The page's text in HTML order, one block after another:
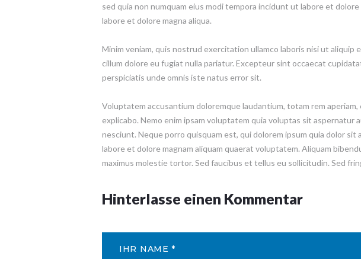
sed quia non numquam eius modi tempora incidunt ut labore et
labore et dolore magna aliqua.
Minim veniam, quis nostrud exercitation ullamco laboris nisi ut
cillum dolore eu fugiat nulla pariatur. Excepteur sint occaecat
perspiciatis unde omnis iste natus error sit.
Voluptatem accusantium doloremque laudantium, totam rem
explicabo. Nemo enim ipsam voluptatem quia voluptas sit
nesciunt. Neque porro quisquam est, qui dolorem ipsum quia dolor
labore et dolore magnam aliquam quaerat voluptatem. Aliquam
maximus molestie tortor. Sed faucibus et tellus eu sollicitudin. Sed
Hinterlasse einen Kommentar